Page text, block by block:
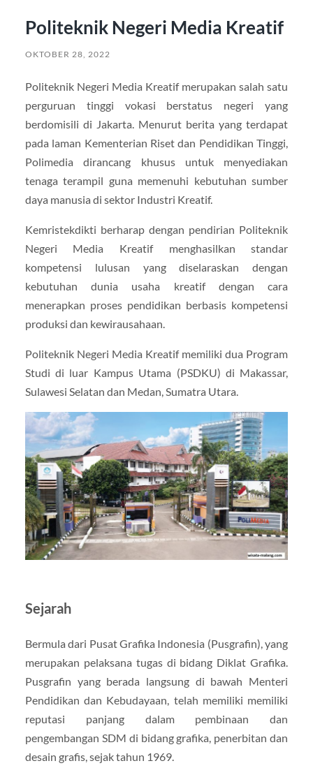
Politeknik Negeri Media Kreatif
OKTOBER 28, 2022
Politeknik Negeri Media Kreatif merupakan salah satu
perguruan tinggi vokasi berstatus negeri yang
berdomisili di Jakarta. Menurut berita yang terdapat
pada laman Kementerian Riset dan Pendidikan Tinggi,
Polimedia dirancang khusus untuk menyediakan
tenaga terampil guna memenuhi kebutuhan sumber
daya manusia di sektor Industri Kreatif.
Kemristekdikti berharap dengan pendirian Politeknik
Negeri Media Kreatif menghasilkan standar
kompetensi lulusan yang diselaraskan dengan
kebutuhan dunia usaha kreatif dengan cara
menerapkan proses pendidikan berbasis kompetensi
produksi dan kewirausahaan.
Politeknik Negeri Media Kreatif memiliki dua Program
Studi di luar Kampus Utama (PSDKU) di Makassar,
Sulawesi Selatan dan Medan, Sumatra Utara.
Sejarah
Bermula dari Pusat Grafika Indonesia (Pusgrafin), yang
merupakan pelaksana tugas di bidang Diklat Grafika.
Pusgrafin yang berada langsung di bawah Menteri
Pendidikan dan Kebudayaan, telah memiliki memiliki
reputasi panjang dalam pembinaan dan
pengembangan SDM di bidang grafika, penerbitan dan
desain grafis, sejak tahun 1969.